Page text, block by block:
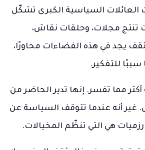
العائلات السياسية الكبرى تشكّل
تنتج مجلات، وحلقات نقاش،
يجد في هذه الفضاءات محاورًا،
سببًا للتفكير.
أكثر مما تفسر. إنها تدير الحاضر من
غير أنه عندما تتوقف السياسة عن
هي التي تنظّم المخيالات.